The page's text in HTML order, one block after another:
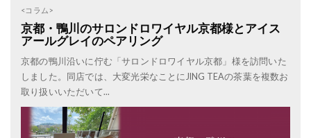
<コラム>
京都・鴨川のサロンドロワイヤル京都様とアイス
アールグレイのペアリング
京都の鴨川沿いに佇む「サロンドロワイヤル京都」様を訪問いた
しました。同店では、大変光栄なことにJING TEAの茶葉を複数お
取り扱いいただいて...